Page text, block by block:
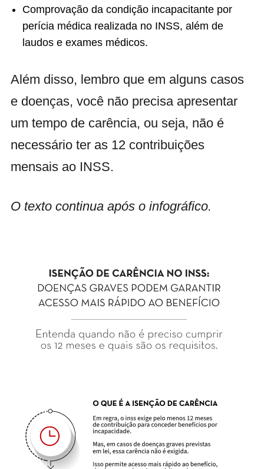
Comprovação da condição incapacitante por
perícia médica realizada no INSS, além de
laudos e exames médicos.
Além disso, lembro que em alguns casos
e doenças, você não precisa apresentar
um tempo de carência, ou seja, não é
necessário ter as 12 contribuições
mensais ao INSS.
O texto continua após o infográfico.